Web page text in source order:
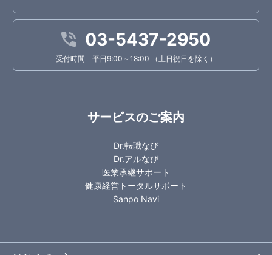
03-5437-2950
受付時間 平日9:00～18:00 （土日祝日を除く）
サービスのご案内
Dr.転職なび
Dr.アルなび
医業承継サポート
健康経営トータルサポート
Sanpo Navi